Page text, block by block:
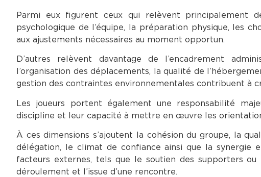
Parmi eux figurent ceux qui relèvent principalement
psychologique de l’équipe, la préparation physique, les
aux ajustements nécessaires au moment opportun.
D’autres relèvent davantage de l’encadrement
l’organisation des déplacements, la qualité de
gestion des contraintes environnementales contribuent à
Les joueurs portent également une responsabilité
discipline et leur capacité à mettre en œuvre les
À ces dimensions s’ajoutent la cohésion du groupe, la
délégation, le climat de confiance ainsi que la synergie
facteurs externes, tels que le soutien des supporters
déroulement et l’issue d’une rencontre.